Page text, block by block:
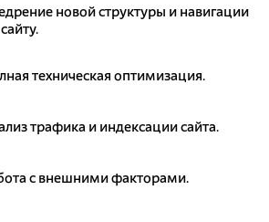
новой структуры и навигации
техническая оптимизация.
трафика и индексации сайта.
с внешними факторами.